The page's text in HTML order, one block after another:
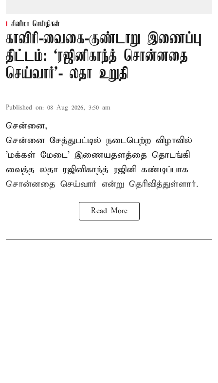
சினிமா செய்திகள்
காவிரி-வைகை-குண்டாறு இணைப்பு
திட்டம்: ‘ரஜினிகாந்த் சொன்னதை
செய்வார்’- லதா உறுதி
Published on: 08 Aug 2026, 3:50 am
சென்னை,
சென்னை சேத்துபட்டில் நடைபெற்ற விழாவில்
'மக்கள் மேடை' இணையதளத்தை தொடங்கி
வைத்த லதா ரஜினிகாந்த் ரஜினி கண்டிப்பாக
சொன்னதை செய்வார் என்று தெரிவித்துள்ளார்.
Read More